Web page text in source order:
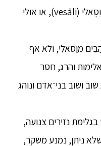
בִּימְבִּיסָארַה (bimbisāra) ממַגַדְה (māgadha) מאיים עליך, או שמא הלִיצְּ׳הַבִים (licchavī) מוֵסָאלִי (vesāli), או אולי
מוֵסאלִי, ולא אף
והרג, חסר
ושוב בני־אדם ונוהג
נזירים צנועה,
ניתן, נמנע משקר,